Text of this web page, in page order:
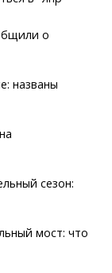
о
названы
сезон:
мост: что